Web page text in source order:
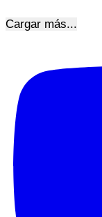
Cargar más...